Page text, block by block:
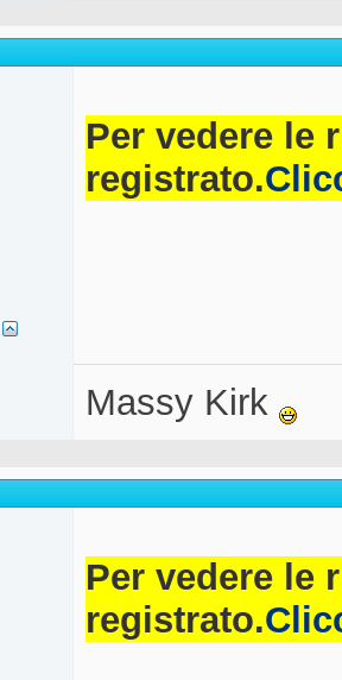
Per vedere le
registrato.
Massy Kirk
Per vedere le
registrato.